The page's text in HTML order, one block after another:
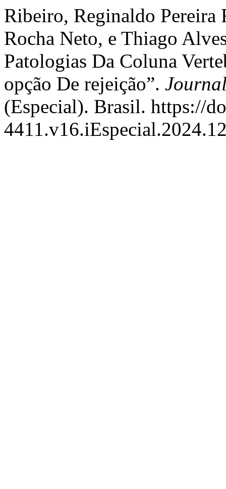
Ribeiro, Reginaldo Pereira
Rocha Neto, e Thiago
Patologias Da Coluna
opção De rejeição”.
(Especial). Brasil. https://